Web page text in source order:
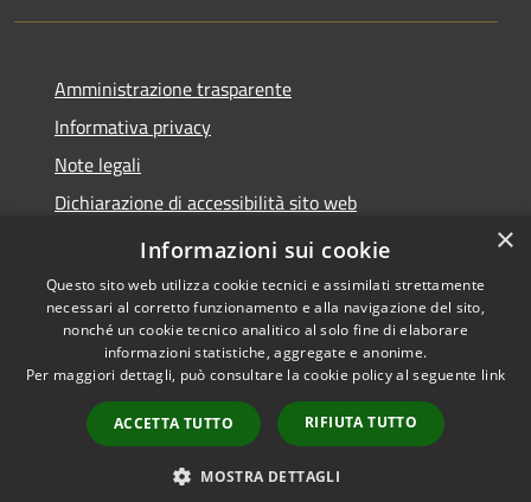
Amministrazione trasparente
Informativa privacy
Note legali
Dichiarazione di accessibilità sito web
WhistleblowingPA
Accessibilità
Copyright © 2026 • Comune di
Gaglianico • Powered by
Municipium•
Accesso
redazione
×
Informazioni sui cookie
Questo sito web utilizza cookie tecnici e assimilati strettamente
necessari al corretto funzionamento e alla navigazione del sito,
nonché un cookie tecnico analitico al solo fine di elaborare
informazioni statistiche, aggregate e anonime.
Per maggiori dettagli, può consultare la cookie policy al seguente link
ACCETTA TUTTO RIFIUTA TUTTO
MOSTRA DETTAGLI